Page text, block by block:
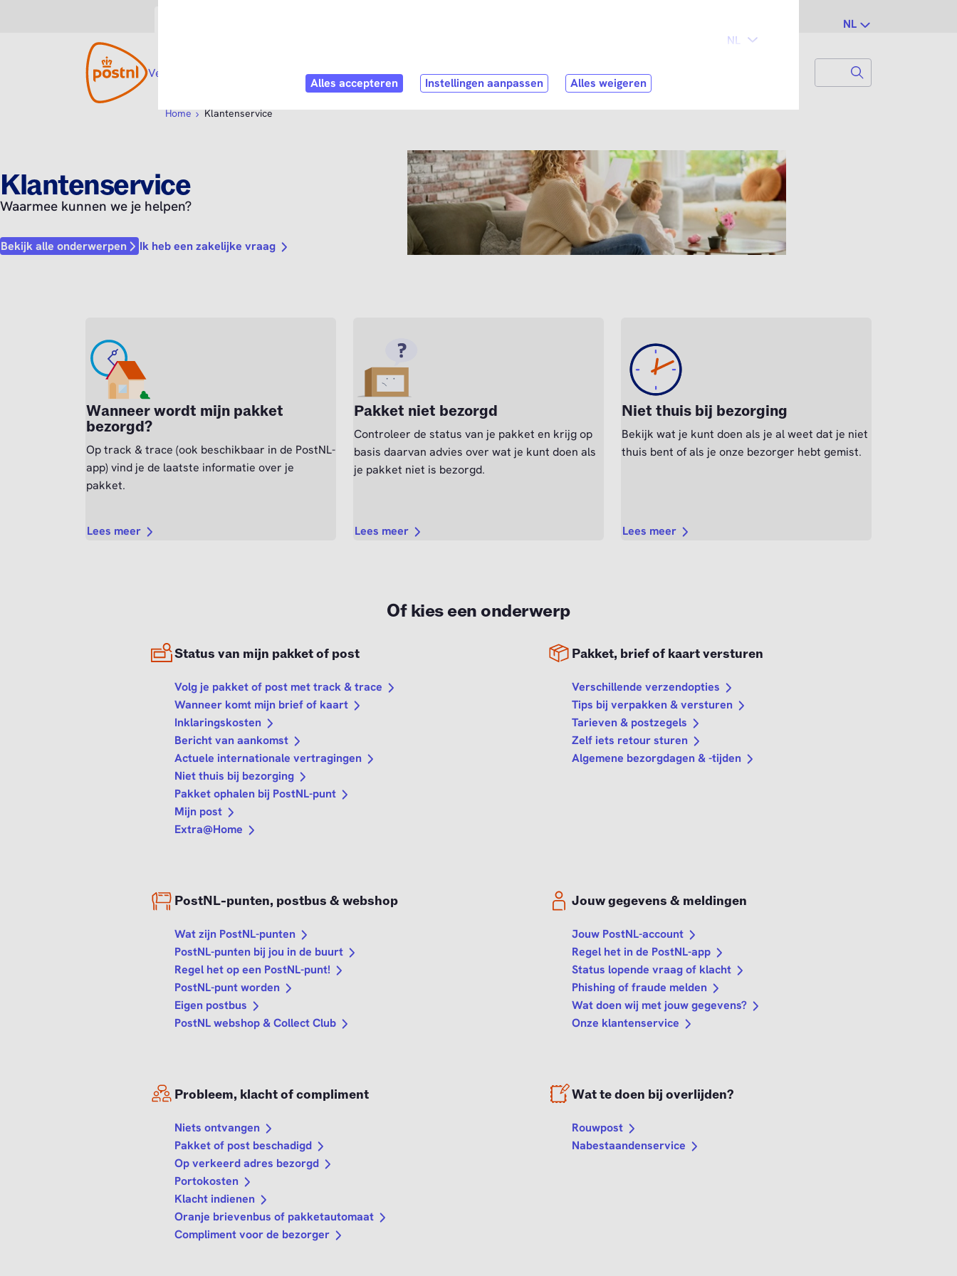
NL
Versturen Open submenu
WebshopOpen submenu
Service & Contact Zoek naar...
Home Klantenservice
Klantenservice
Waarmee kunnen we je helpen?
Bekijk alle onderwerpen Ik heb een zakelijke vraag
Wanneer wordt mijn pakket
bezorgd?
Op track & trace (ook beschikbaar in de PostNL-
app) vind je de laatste informatie over je
pakket.
Lees meer
Pakket niet bezorgd
Controleer de status van je pakket en krijg op
basis daarvan advies over wat je kunt doen als
je pakket niet is bezorgd.
Lees meer
Niet thuis bij bezorging
Bekijk wat je kunt doen als je al weet dat je niet
thuis bent of als je onze bezorger hebt gemist.
Lees meer
Of kies een onderwerp
Status van mijn pakket of post
Volg je pakket of post met track & trace
Wanneer komt mijn brief of kaart
Inklaringskosten
Bericht van aankomst
Actuele internationale vertragingen
Niet thuis bij bezorging
Pakket ophalen bij PostNL-punt
Mijn post
Extra@Home
Pakket, brief of kaart versturen
Verschillende verzendopties
Tips bij verpakken & versturen
Tarieven & postzegels
Zelf iets retour sturen
Algemene bezorgdagen & -tijden
PostNL-punten, postbus & webshop
Wat zijn PostNL-punten
PostNL-punten bij jou in de buurt
Regel het op een PostNL-punt!
PostNL-punt worden
Eigen postbus
PostNL webshop & Collect Club
Jouw gegevens & meldingen
Jouw PostNL-account
Regel het in de PostNL-app
Status lopende vraag of klacht
Phishing of fraude melden
Wat doen wij met jouw gegevens?
Onze klantenservice
Probleem, klacht of compliment
Niets ontvangen
Pakket of post beschadigd
Op verkeerd adres bezorgd
Portokosten
Klacht indienen
Oranje brievenbus of pakketautomaat
Compliment voor de bezorger
Wat te doen bij overlijden?
Rouwpost
Nabestaandenservice